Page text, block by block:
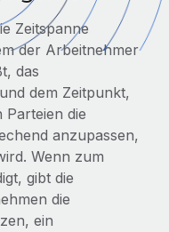
von
Abläufe
für wachsende
um Teams zu
und
Zeitspanne
der Arbeitnehmer
das
dem Zeitpunkt,
Parteien die
anzupassen,
Wenn zum
gibt die
die
ein